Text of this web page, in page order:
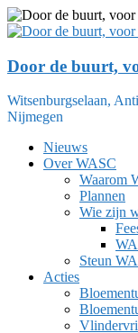
Ga
naar
inhoud
Door de buurt,
Witsenburgselaan,
Nijmegen
Nieuws
Over WASC
Waarom
Plannen
Wie zijn
Steun
Acties